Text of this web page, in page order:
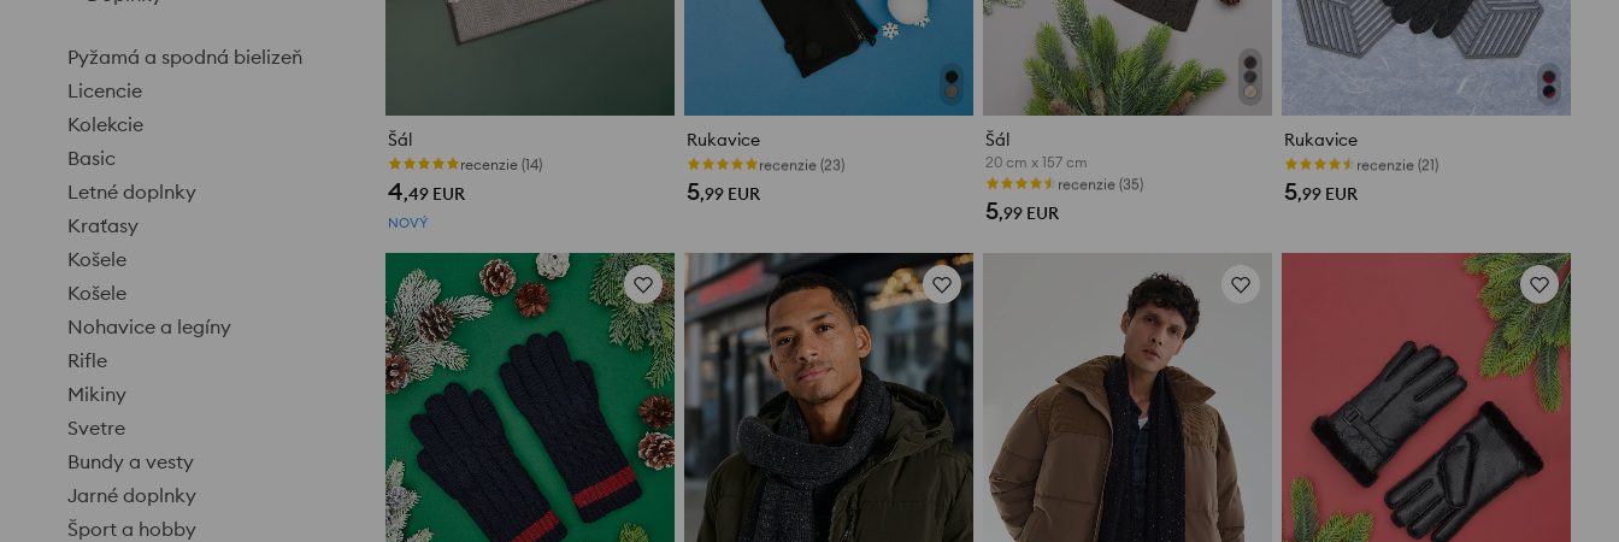
Pyžamá a spodná bielizeň
Licencie
Kolekcie
Basic
Letné doplnky
Kraťasy
Košele
Košele
Nohavice a legíny
Rifle
Mikiny
Svetre
Bundy a vesty
Jarné doplnky
Šport a hobby
Šál
recenzie (14)
4,49 EUR
NOVÝ
Rukavice
recenzie (23)
5,99 EUR
Šál
20 cm x 157 cm
recenzie (35)
5,99 EUR
Rukavice
recenzie (21)
5,99 EUR